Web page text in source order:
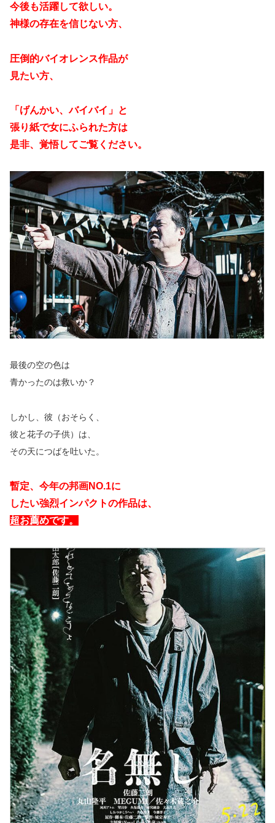
今後も活躍して欲しい。
神様の存在を信じない方、
圧倒的バイオレンス作品が
見たい方、
「げんかい、バイバイ」と
張り紙で女にふられた方は
是非、覚悟してご覧ください。
最後の空の色は
青かったのは救いか？
しかし、彼（おそらく、
彼と花子の子供）は、
その天につばを吐いた。
暫定、今年の邦画NO.1に
したい強烈インパクトの作品は、
超お薦めです。